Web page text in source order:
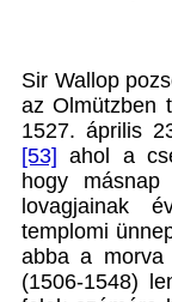
Sir Wallop
az Olmützben
1527. április
[53] ahol a
hogy
lovagjainak
templomi
abba a morva
(1506-1548)